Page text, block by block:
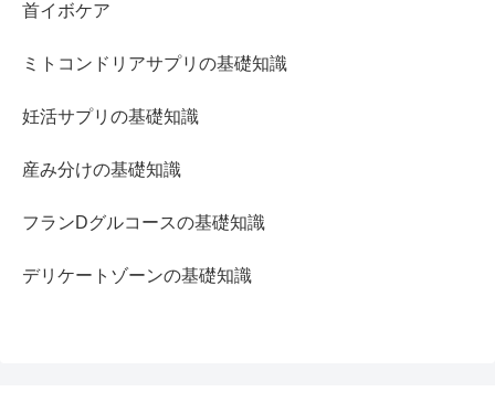
首イボケア
ミトコンドリアサプリの基礎知識
妊活サプリの基礎知識
産み分けの基礎知識
フランDグルコースの基礎知識
デリケートゾーンの基礎知識